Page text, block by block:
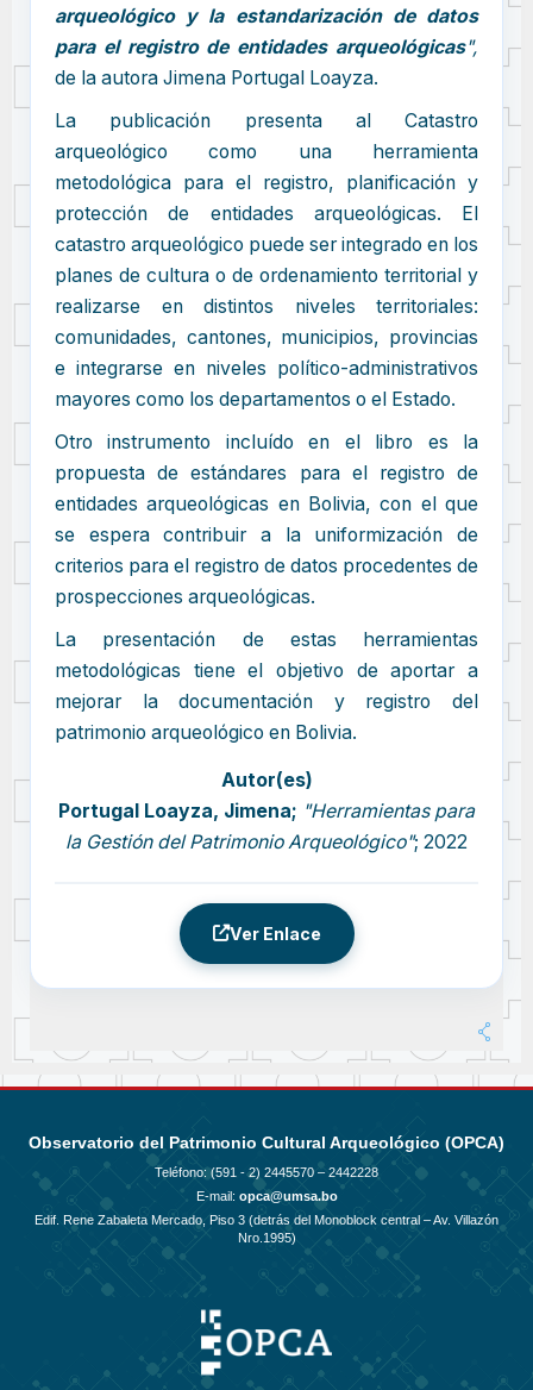
arqueológico y la estandarización de datos
para el registro de entidades arqueológicas",
de la autora Jimena Portugal Loayza.
La publicación presenta al Catastro
arqueológico como una herramienta
metodológica para el registro, planificación y
protección de entidades arqueológicas. El
catastro arqueológico puede ser integrado en los
planes de cultura o de ordenamiento territorial y
realizarse en distintos niveles territoriales:
comunidades, cantones, municipios, provincias
e integrarse en niveles político-administrativos
mayores como los departamentos o el Estado.
Otro instrumento incluído en el libro es la
propuesta de estándares para el registro de
entidades arqueológicas en Bolivia, con el que
se espera contribuir a la uniformización de
criterios para el registro de datos procedentes de
prospecciones arqueológicas.
La presentación de estas herramientas
metodológicas tiene el objetivo de aportar a
mejorar la documentación y registro del
patrimonio arqueológico en Bolivia.
Autor(es)
Portugal Loayza, Jimena; "Herramientas para
la Gestión del Patrimonio Arqueológico"; 2022
Ver Enlace
Observatorio del Patrimonio Cultural Arqueológico (OPCA)
Teléfono: (591 - 2) 2445570 – 2442228
E-mail: opca@umsa.bo
Edif. Rene Zabaleta Mercado, Piso 3 (detrás del Monoblock central – Av. Villazón
Nro.1995)